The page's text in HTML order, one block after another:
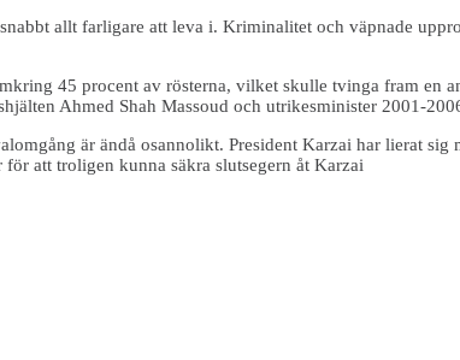
allt farligare att leva i. Kriminalitet och väpnade
45 procent av rösterna, vilket skulle tvinga fram en
Ahmed Shah Massoud och utrikesminister 2001-
är ändå osannolikt. President Karzai har lierat
att troligen kunna säkra slutsegern åt Karzai